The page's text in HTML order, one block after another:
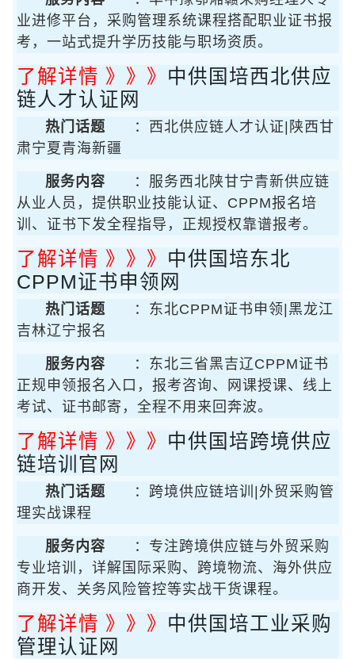
业进修平台，采购管理系统课程搭配职业证书报
考，一站式提升学历技能与职场资质。
了解详情 》》》 中供国培西北供应
链人才认证网
热门话题
：西北供应链人才认证|陕西甘
肃宁夏青海新疆
服务内容
：服务西北陕甘宁青新供应链
从业人员，提供职业技能认证、CPPM报名培
训、证书下发全程指导，正规授权靠谱报考。
了解详情 》》》 中供国培东北
CPPM证书申领网
热门话题
：东北CPPM证书申领|黑龙江
吉林辽宁报名
服务内容
：东北三省黑吉辽CPPM证书
正规申领报名入口，报考咨询、网课授课、线上
考试、证书邮寄，全程不用来回奔波。
了解详情 》》》 中供国培跨境供应
链培训官网
热门话题
：跨境供应链培训|外贸采购管
理实战课程
服务内容
：专注跨境供应链与外贸采购
专业培训，详解国际采购、跨境物流、海外供应
商开发、关务风险管控等实战干货课程。
了解详情 》》》 中供国培工业采购
管理认证网